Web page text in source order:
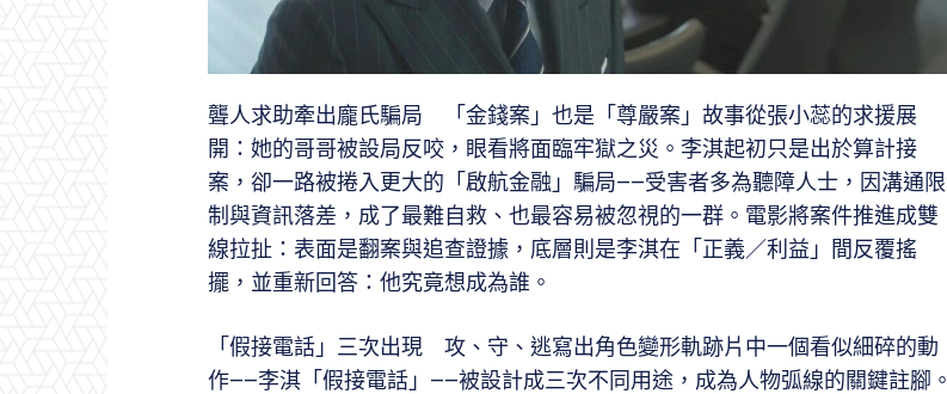
聾人求助牽出龐氏騙局 「金錢案」也是「尊嚴案」故事從張小蕊的求援展
開：她的哥哥被設局反咬，眼看將面臨牢獄之災。李淇起初只是出於算計接
案，卻一路被捲入更大的「啟航金融」騙局——受害者多為聽障人士，因溝通限
制與資訊落差，成了最難自救、也最容易被忽視的一群。電影將案件推進成雙
線拉扯：表面是翻案與追查證據，底層則是李淇在「正義／利益」間反覆搖
擺，並重新回答：他究竟想成為誰。
「假接電話」三次出現 攻、守、逃寫出角色變形軌跡片中一個看似細碎的動
作——李淇「假接電話」——被設計成三次不同用途，成為人物弧線的關鍵註腳。